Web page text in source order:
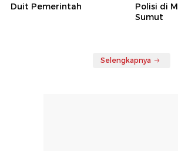
Duit Pemerintah
Polisi di
Sumut
Selengkapnya